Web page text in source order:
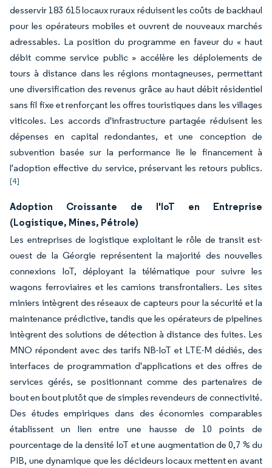
desservir 183 615 locaux ruraux réduisent les coûts de backhaul
pour les opérateurs mobiles et ouvrent de nouveaux marchés
adressables. La position du programme en faveur du « haut
débit comme service public » accélère les déploiements de
tours à distance dans les régions montagneuses, permettant
une diversification des revenus grâce au haut débit résidentiel
sans fil fixe et renforçant les offres touristiques dans les villages
viticoles. Les accords d'infrastructure partagée réduisent les
dépenses en capital redondantes, et une conception de
subvention basée sur la performance lie le financement à
l'adoption effective du service, préservant les retours publics.
[4]
Adoption Croissante de l'IoT en Entreprise
(Logistique, Mines, Pétrole)
Les entreprises de logistique exploitant le rôle de transit est-
ouest de la Géorgie représentent la majorité des nouvelles
connexions IoT, déployant la télématique pour suivre les
wagons ferroviaires et les camions transfrontaliers. Les sites
miniers intègrent des réseaux de capteurs pour la sécurité et la
maintenance prédictive, tandis que les opérateurs de pipelines
intègrent des solutions de détection à distance des fuites. Les
MNO répondent avec des tarifs NB-IoT et LTE-M dédiés, des
interfaces de programmation d'applications et des offres de
services gérés, se positionnant comme des partenaires de
bout en bout plutôt que de simples revendeurs de connectivité.
Des études empiriques dans des économies comparables
établissent un lien entre une hausse de 10 points de
pourcentage de la densité IoT et une augmentation de 0,7 % du
PIB, une dynamique que les décideurs locaux mettent en avant